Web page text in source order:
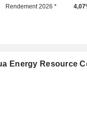
Rendement 2026 *
Energy Resource